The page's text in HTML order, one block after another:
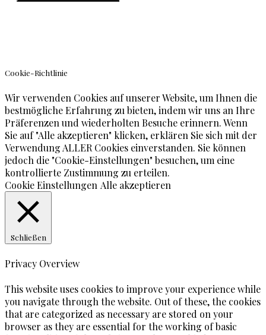
Cookie-Richtlinie
Wir verwenden Cookies auf unserer Website, um Ihnen die
bestmögliche Erfahrung zu bieten, indem wir uns an Ihre
Präferenzen und wiederholten Besuche erinnern. Wenn
Sie auf "Alle akzeptieren" klicken, erklären Sie sich mit der
Verwendung ALLER Cookies einverstanden. Sie können
jedoch die "Cookie-Einstellungen" besuchen, um eine
kontrollierte Zustimmung zu erteilen.
Cookie Einstellungen Alle akzeptieren
Schließen
Privacy Overview
This website uses cookies to improve your experience while
you navigate through the website. Out of these, the cookies
that are categorized as necessary are stored on your
browser as they are essential for the working of basic